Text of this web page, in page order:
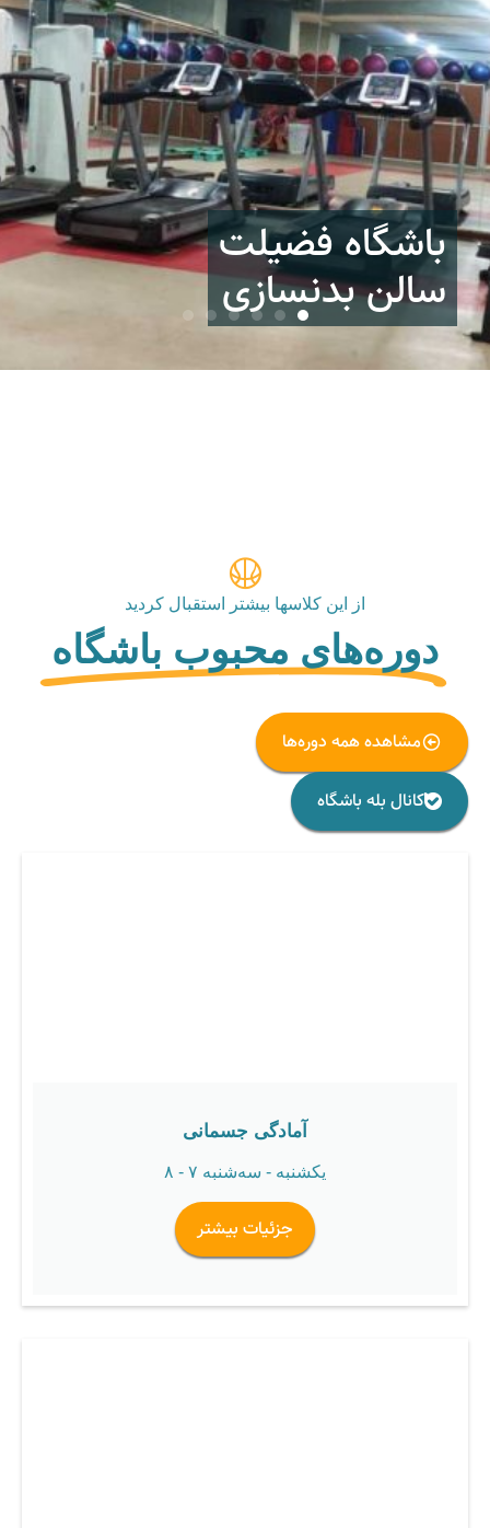
باشگاه فضیلت
سالن بدنسازی
از این کلاسها بیشتر استقبال کردید
دوره‌های محبوب باشگاه
مشاهده همه دوره‌ها
کانال بله باشگاه
آمادگی جسمانی
یکشنبه - سه‌شنبه ۷ - ۸
جزئیات بیشتر